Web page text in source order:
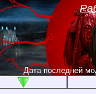
Дата последней